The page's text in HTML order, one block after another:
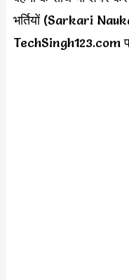
भर्तियों (Sarkari
TechSingh123.com